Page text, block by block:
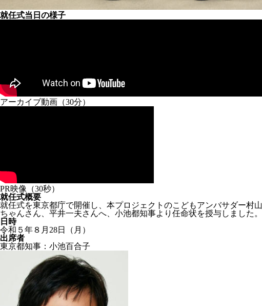
就任式当日の様子
アーカイブ動画（30分）
PR映像（30秒）
就任式概要
就任式を東京都庁で開催し、本プロジェクトのこどもアンバサダー村
ちゃんさん、平井一夫さんへ、小池都知事より任命状を授与しました。
日時
令和５年８月28日（月）
出席者
東京都知事： 小池百合子